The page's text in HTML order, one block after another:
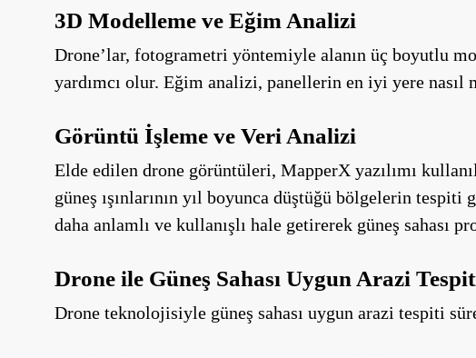
3D Modelleme ve Eğim Analizi
Drone’lar, fotogrametri yöntemiyle alanın üç boyutlu
yardımcı olur. Eğim analizi, panellerin en iyi yere nasıl
Görüntü İşleme ve Veri Analizi
Elde edilen drone görüntüleri, MapperX yazılımı
güneş ışınlarının yıl boyunca düştüğü bölgelerin
daha anlamlı ve kullanışlı hale getirerek güneş sahası
Drone ile Güneş Sahası Uygun Arazi
Drone teknolojisiyle güneş sahası uygun arazi tespiti